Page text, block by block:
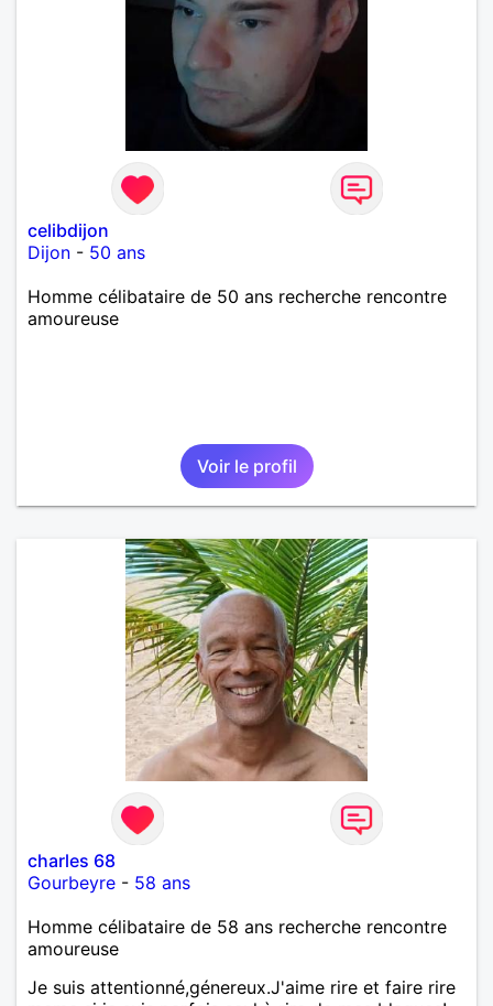
celibdijon
Dijon - 50 ans
Homme célibataire de 50 ans recherche rencontre
amoureuse
Voir le profil
charles 68
Gourbeyre - 58 ans
Homme célibataire de 58 ans recherche rencontre
amoureuse
Je suis attentionné,génereux.J'aime rire et faire rire